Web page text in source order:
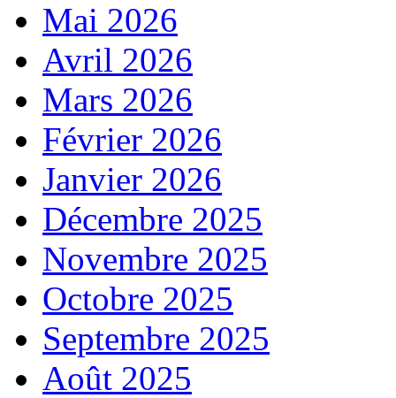
Mai 2026
Avril 2026
Mars 2026
Février 2026
Janvier 2026
Décembre 2025
Novembre 2025
Octobre 2025
Septembre 2025
Août 2025